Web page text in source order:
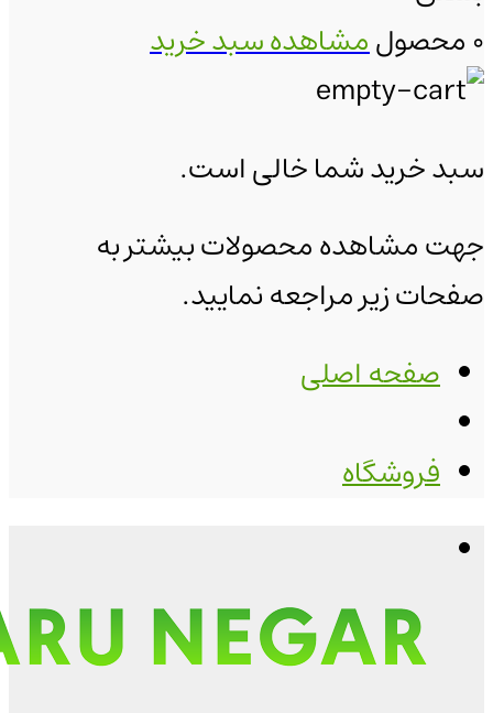
0 محصول
مشاهده سبد خرید
سبد خرید شما خالی است.
جهت مشاهده محصولات بیشتر به
صفحات زیر مراجعه نمایید.
صفحه اصلی
فروشگاه